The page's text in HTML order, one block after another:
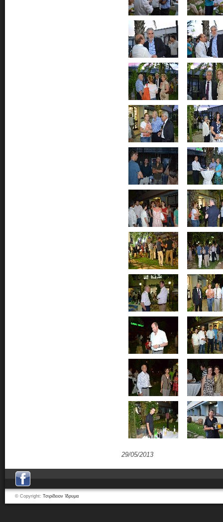
29/05/2013
© Copyright: Τσιρίδειον Ίδρυμα